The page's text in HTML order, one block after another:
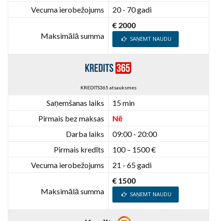
Vecuma ierobežojums
20 - 70 gadi
Maksimālā summa
€ 2000
SAŅEMT NAUDU
KREDITS365 atsauksmes
Saņemšanas laiks
15 min
Pirmais bez maksas
Nē
Darba laiks
09:00 - 20:00
Pirmais kredīts
100 – 1500 €
Vecuma ierobežojums
21 - 65 gadi
Maksimālā summa
€ 1500
SAŅEMT NAUDU